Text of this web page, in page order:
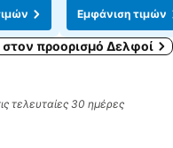
Εμφάνιση τιμών
προορισμό Δελφοί
τελευταίες 30 ημέρες